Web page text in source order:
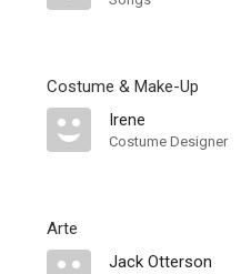
Costume & Make-Up
Irene
Costume Designer
Arte
Jack Otterson